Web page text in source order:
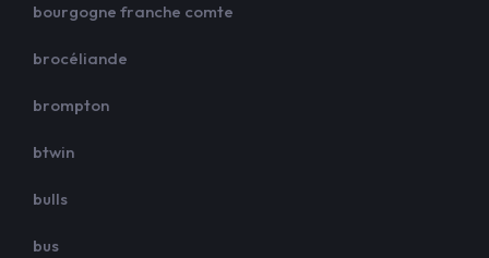
bourgogne franche comte
brocéliande
brompton
btwin
bulls
bus